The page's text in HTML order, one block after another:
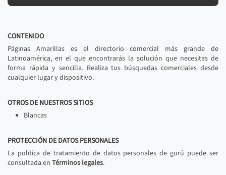
CONTENIDO
Páginas Amarillas es el directorio comercial más grande de
Latinoamérica, en el que encontrarás la solución que necesitas de
forma rápida y sencilla. Realiza tus búsquedas comerciales desde
cualquier lugar y dispositivo.
OTROS DE NUESTROS SITIOS
Blancas
PROTECCIÓN DE DATOS PERSONALES
La política de tratamiento de datos personales de gurú puede ser
consultada en Términos legales.